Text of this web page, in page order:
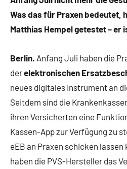
Was das für Praxen bedeutet,
Matthias Hempel getestet – er
Berlin. Anfang Juli haben die
derelektronischen
neues digitales Instrument an
Seitdem sind die
ihren Versicherten eine
Kassen-App zur Verfügung zu
eEB an Praxen schicken
haben die PVS-Hersteller das